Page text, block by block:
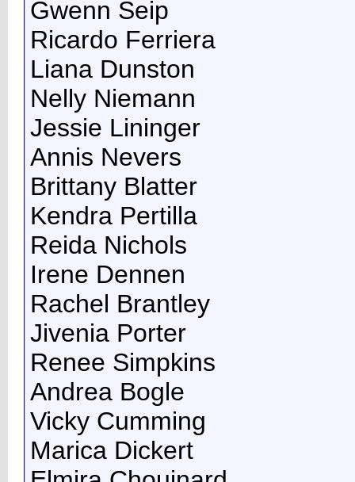
Gwenn Seip
Ricardo Ferriera
Liana Dunston
Nelly Niemann
Jessie Lininger
Annis Nevers
Brittany Blatter
Kendra Pertilla
Reida Nichols
Irene Dennen
Rachel Brantley
Jivenia Porter
Renee Simpkins
Andrea Bogle
Vicky Cumming
Marica Dickert